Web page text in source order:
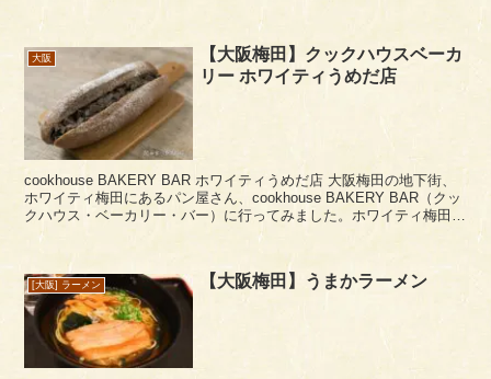
大阪
【大阪梅田】クックハウスベーカ
リー ホワイティうめだ店
cookhouse BAKERY BAR ホワイティうめだ店 大阪梅田の地下街、
ホワイティ梅田にあるパン屋さん、cookhouse BAKERY BAR（クッ
クハウス・ベーカリー・バー）に行ってみました。ホワイティ梅田の
東側、泉の広場方...
[大阪] ラーメン 【大阪梅田】うまかラーメン